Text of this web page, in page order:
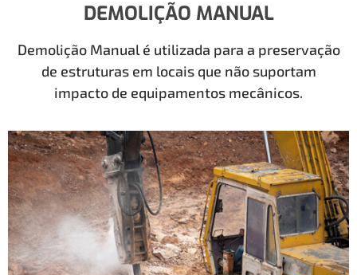
DEMOLIÇÃO MANUAL
Demolição Manual é utilizada para a preservação
de estruturas em locais que não suportam
impacto de equipamentos mecânicos.